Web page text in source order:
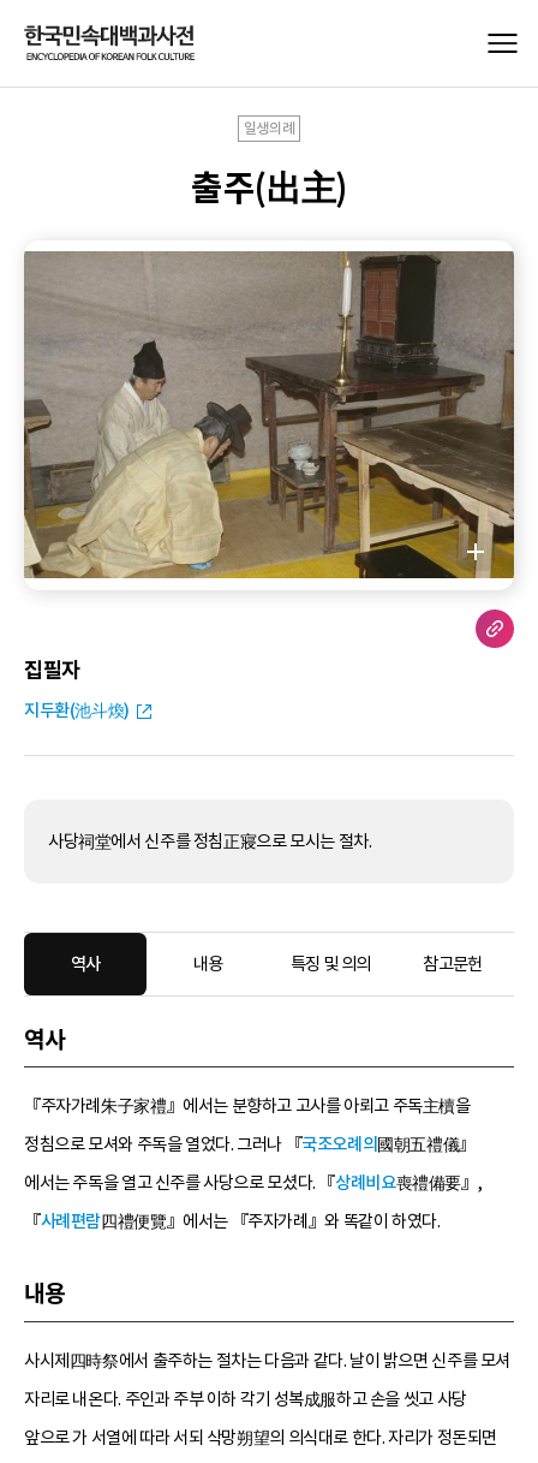
일생의례
출주(出主)
집필자
지두환(池斗煥)
사당祠堂에서 신주를 정침正寢으로 모시는 절차.
역사 내용 특징 및 의의 참고문헌
역사
『주자가례朱子家禮』에서는 분향하고 고사를 아뢰고 주독主櫝을
정침으로 모셔와 주독을 열었다. 그러나 『국조오례의國朝五禮儀』
에서는 주독을 열고 신주를 사당으로 모셨다. 『상례비요喪禮備要』,
『사례편람四禮便覽』에서는 『주자가례』와 똑같이 하였다.
내용
사시제四時祭에서 출주하는 절차는 다음과 같다. 날이 밝으면 신주를 모셔
자리로 내온다. 주인과 주부 이하 각기 성복成服하고 손을 씻고 사당
앞으로 가 서열에 따라 서되 삭망朔望의 의식대로 한다. 자리가 정돈되면